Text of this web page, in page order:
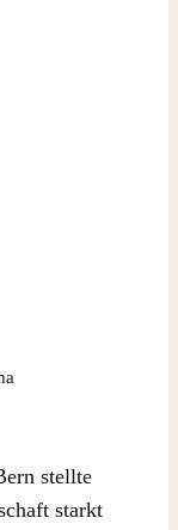
stellte
starkt